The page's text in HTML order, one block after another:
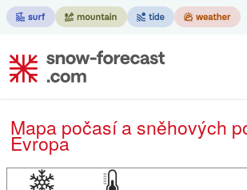
Mapa počasí a sněhových podmínek pro
Evropa